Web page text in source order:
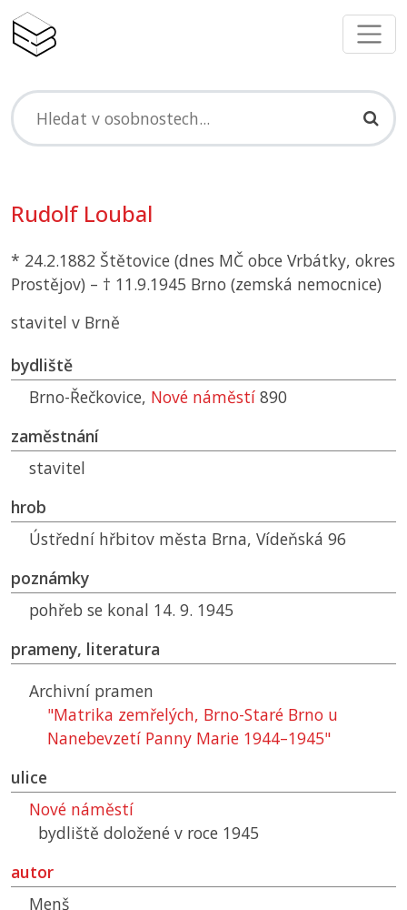
Rudolf Loubal
* 24.2.1882 Štětovice (dnes MČ obce Vrbátky, okres
Prostějov) – † 11.9.1945 Brno (zemská nemocnice)
stavitel v Brně
bydliště
Brno-Řečkovice, Nové náměstí 890
zaměstnání
stavitel
hrob
Ústřední hřbitov města Brna, Vídeňská 96
poznámky
pohřeb se konal 14. 9. 1945
prameny, literatura
Archivní pramen
"Matrika zemřelých, Brno-Staré Brno u
Nanebevzetí Panny Marie 1944–1945"
ulice
Nové náměstí
bydliště doložené v roce 1945
autor
Menš